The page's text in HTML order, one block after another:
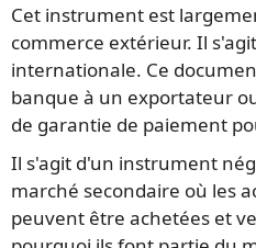
Cet instrument est
commerce extérieur. Il
internationale. Ce
banque à un exportateur
de garantie de paiement
Il s'agit d'un instrument
marché secondaire où les
peuvent être achetées et